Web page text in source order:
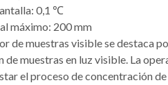
0,1 ℃
máximo: 200 mm
de muestras visible se destaca
de muestras en luz visible. La
el proceso de concentración